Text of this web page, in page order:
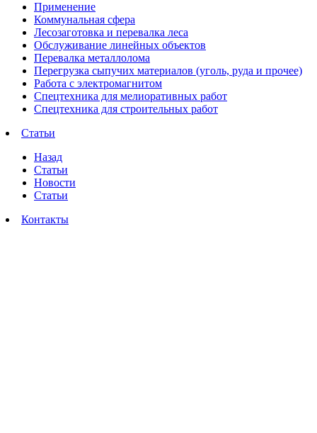
Применение
Коммунальная сфера
Лесозаготовка и перевалка леса
Обслуживание линейных объектов
Перевалка металлолома
Перегрузка сыпучих материалов (уголь, руда и прочее)
Работа с электромагнитом
Спецтехника для мелиоративных работ
Спецтехника для строительных работ
Статьи
Назад
Статьи
Новости
Статьи
Контакты